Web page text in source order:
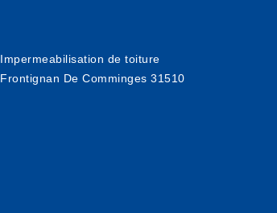
Impermeabilisation de toiture
Frontignan De Comminges 31510